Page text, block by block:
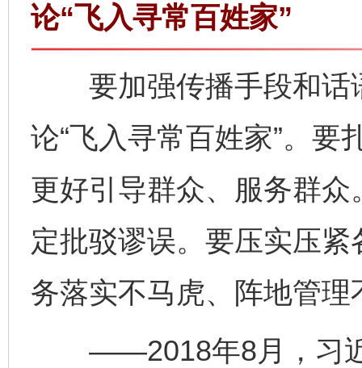
论“飞入寻常百姓家”
要加强传播手段和话
论“飞入寻常百姓家”。要
更好引导群众、服务群
定批驳谬误。要压实压
务落实不马虎、阵地管
——2018年8月，习近